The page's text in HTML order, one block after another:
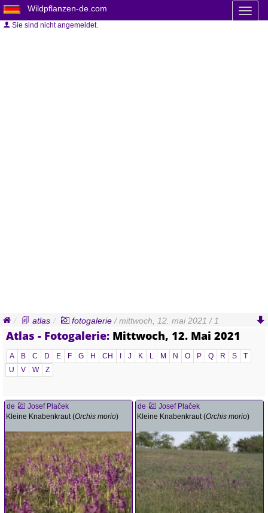
Wildpflanzen-de.com
Sie sind nicht angemeldet.
atlas fotogalerie / mittwoch, 12. mai 2021 / 1
Atlas - Fotogalerie: Mittwoch, 12. Mai 2021
A B C D E F G H CH J K L M N O P Q R S
T
U
V W Z
de
Josef Plaček
Kleine Knabenkraut (Orchis morio)
de
Josef Plaček
Kleine Knabenkraut (Orchis morio)